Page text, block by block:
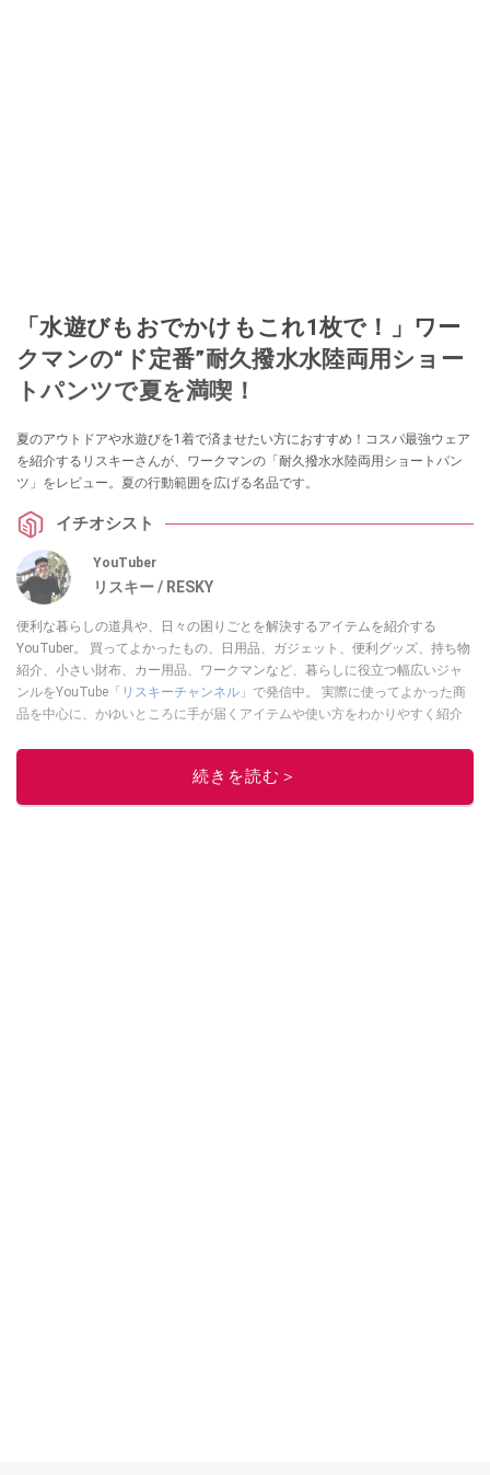
「水遊びもおでかけもこれ1枚で！」ワー
クマンの“ド定番”耐久撥水水陸両用ショー
トパンツで夏を満喫！
夏のアウトドアや水遊びを1着で済ませたい方におすすめ！コスパ最強ウェア
を紹介するリスキーさんが、ワークマンの「耐久撥水水陸両用ショートパン
ツ」をレビュー。夏の行動範囲を広げる名品です。
イチオシスト
YouTuber
リスキー / RESKY
便利な暮らしの道具や、日々の困りごとを解決するアイテムを紹介する
YouTuber。 買ってよかったもの、日用品、ガジェット、便利グッズ、持ち物
紹介、小さい財布、カー用品、ワークマンなど、暮らしに役立つ幅広いジャ
ンルをYouTube「 リスキーチャンネル 」で発信中。 実際に使ってよかった商
品を中心に、かゆいところに手が届くアイテムや使い方をわかりやすく紹介
このイチオシストの他の記事を読む
続きを読む＞